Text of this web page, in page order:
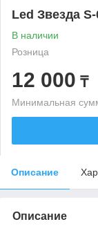
Led Звезда
В наличии
Розница
12 000 ₸
Минимальная
Описание
Описание